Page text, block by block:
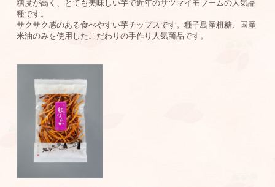
糖度が高く、とても美味しい芋で近年のサツマイモブームの人気品
種です。
サクサク感のある食べやすい芋チップスです。種子島産粗糖、国産
米油のみを使用したこだわりの手作り人気商品です。